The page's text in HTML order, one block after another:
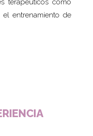
terapéuticos como
entrenamiento de